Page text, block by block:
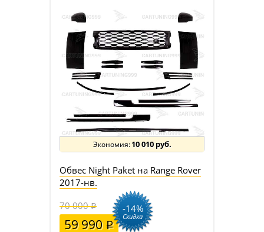
10 010 руб.
Обвес Night Paket на Range Rover
2017-нв.
70 000
59 990
-14%
Скидка